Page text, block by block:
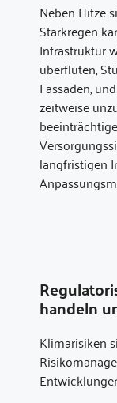
Neben Hitze
Starkregen
Infrastruktur
überfluten,
Fassaden,
zeitweise
langfristigen
handeln
Klimarisiken